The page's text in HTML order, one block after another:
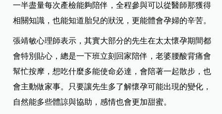
一半盡量每次產檢能夠陪伴，全程參與可以從醫師那獲得
相關知識，也能知道胎兒的狀況，更能體會孕婦的辛苦。
張靖敏心理師表示，其實大部分的先生在太太懷孕期間都
會特別貼心，總是一下班立刻回家陪伴，老婆腰酸背痛會
幫忙按摩，想吃什麼多能使命必達，會陪著一起散步，也
會主動做家事。只要讓先生多了解懷孕可能出現的變化，
自然能多些體諒與協助，感情也會更加甜蜜。